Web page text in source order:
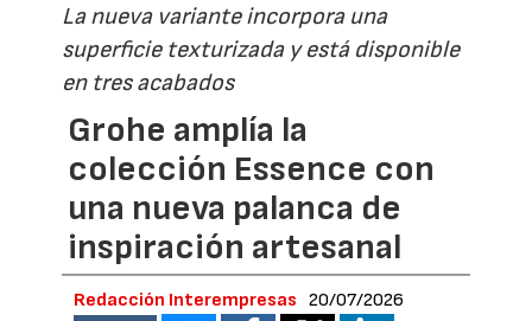
La nueva variante incorpora una
superficie texturizada y está disponible
en tres acabados
Grohe amplía la
colección Essence con
una nueva palanca de
inspiración artesanal
Redacción Interempresas 20/07/2026